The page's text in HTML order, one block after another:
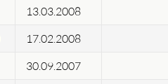
13.03.2008
17.02.2008
30.09.2007